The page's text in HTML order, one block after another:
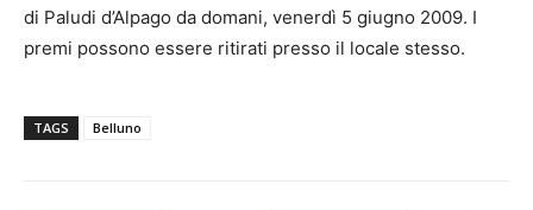
di Paludi d’Alpago da domani, venerdì 5 giugno 2009. I
premi possono essere ritirati presso il locale stesso.
TAGS Belluno